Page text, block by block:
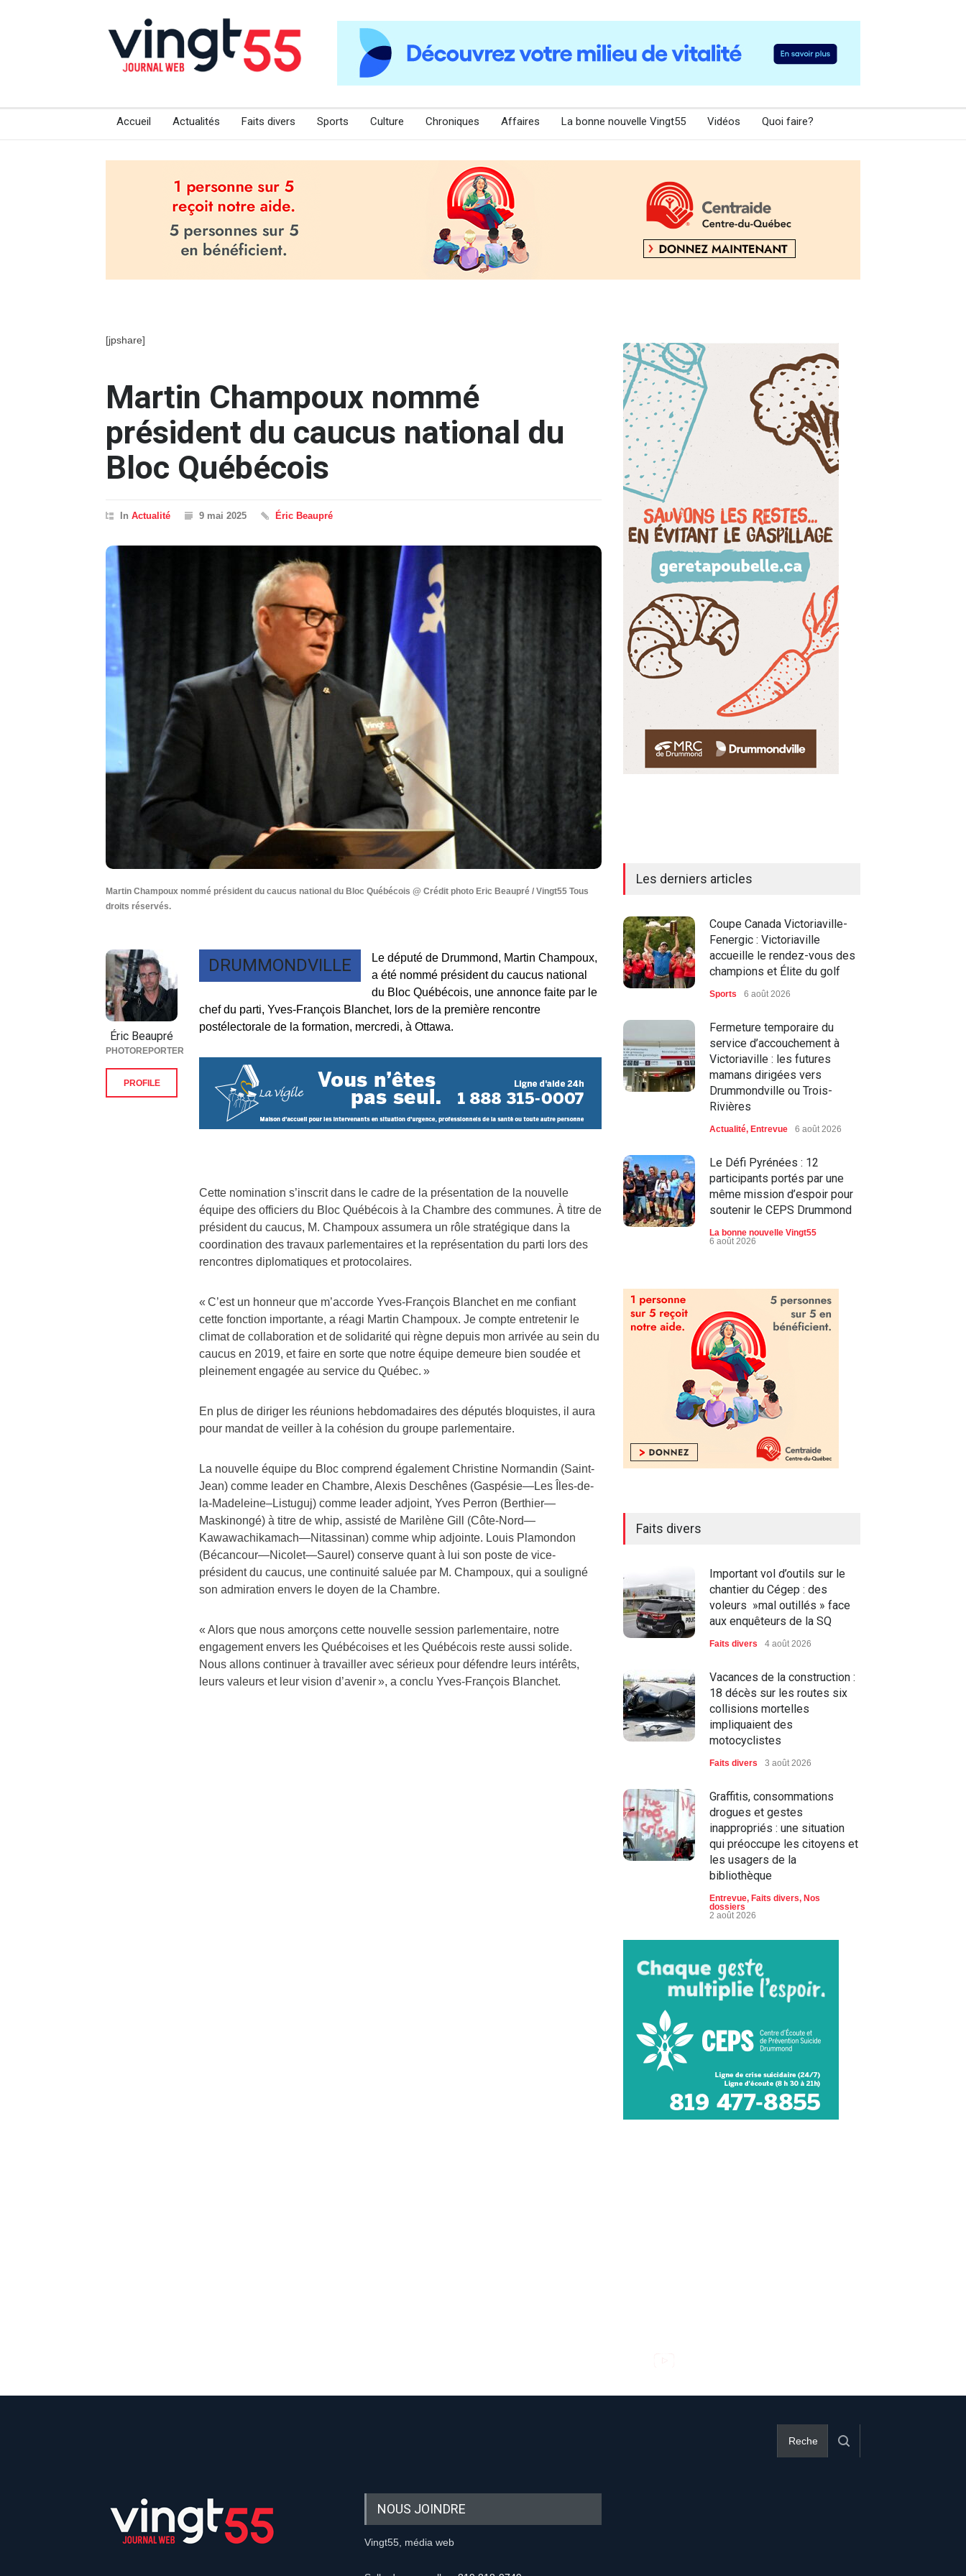
Accueil Actualités Faits divers Sports Culture Chroniques Affaires La bonne nouvelle Vingt55 Vidéos Quoi faire?
[jpshare]
Martin Champoux nommé
président du caucus national du
Bloc Québécois
In Actualité 9 mai 2025 Éric Beaupré
Martin Champoux nommé président du caucus national du Bloc Québécois @ Crédit photo Eric Beaupré / Vingt55 Tous
droits réservés.
DRUMMONDVILLE
Le député de Drummond, Martin Champoux,
a été nommé président du caucus national
du Bloc Québécois, une annonce faite par le
chef du parti, Yves-François Blanchet, lors de la première rencontre
postélectorale de la formation, mercredi, à Ottawa.
Cette nomination s’inscrit dans le cadre de la présentation de la nouvelle
équipe des officiers du Bloc Québécois à la Chambre des communes. À titre de
président du caucus, M. Champoux assumera un rôle stratégique dans la
coordination des travaux parlementaires et la représentation du parti lors des
rencontres diplomatiques et protocolaires.
« C’est un honneur que m’accorde Yves-François Blanchet en me confiant
cette fonction importante, a réagi Martin Champoux. Je compte entretenir le
climat de collaboration et de solidarité qui règne depuis mon arrivée au sein du
caucus en 2019, et faire en sorte que notre équipe demeure bien soudée et
pleinement engagée au service du Québec. »
En plus de diriger les réunions hebdomadaires des députés bloquistes, il aura
pour mandat de veiller à la cohésion du groupe parlementaire.
La nouvelle équipe du Bloc comprend également Christine Normandin (Saint-
Jean) comme leader en Chambre, Alexis Deschênes (Gaspésie—Les Îles-de-
la-Madeleine–Listuguj) comme leader adjoint, Yves Perron (Berthier—
Maskinongé) à titre de whip, assisté de Marilène Gill (Côte-Nord—
Kawawachikamach—Nitassinan) comme whip adjointe. Louis Plamondon
(Bécancour—Nicolet—Saurel) conserve quant à lui son poste de vice-
président du caucus, une continuité saluée par M. Champoux, qui a souligné
son admiration envers le doyen de la Chambre.
« Alors que nous amorçons cette nouvelle session parlementaire, notre
engagement envers les Québécoises et les Québécois reste aussi solide.
Nous allons continuer à travailler avec sérieux pour défendre leurs intérêts,
leurs valeurs et leur vision d’avenir », a conclu Yves-François Blanchet.
Éric Beaupré
PHOTOREPORTER
PROFILE
Les derniers articles
Coupe Canada Victoriaville-
Fenergic : Victoriaville
accueille le rendez-vous des
champions et Élite du golf
Sports 6 août 2026
Fermeture temporaire du
service d’accouchement à
Victoriaville : les futures
mamans dirigées vers
Drummondville ou Trois-
Rivières
Actualité, Entrevue 6 août 2026
Le Défi Pyrénées : 12
participants portés par une
même mission d’espoir pour
soutenir le CEPS Drummond
La bonne nouvelle Vingt55
6 août 2026
Faits divers
Important vol d’outils sur le
chantier du Cégep : des
voleurs »mal outillés » face
aux enquêteurs de la SQ
Faits divers 4 août 2026
Vacances de la construction :
18 décès sur les routes six
collisions mortelles
impliquaient des
motocyclistes
Faits divers 3 août 2026
Graffitis, consommations
drogues et gestes
inappropriés : une situation
qui préoccupe les citoyens et
les usagers de la
bibliothèque
Entrevue, Faits divers, Nos
dossiers
2 août 2026
NOUS JOINDRE
Vingt55, média web